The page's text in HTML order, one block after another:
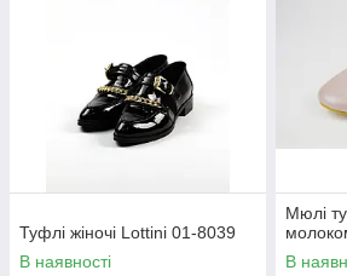
Туфлі жіночі Lottini 01-8039
В наявності
Мюлі
В